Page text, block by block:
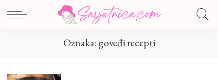
Oznaka: goveđi recepti